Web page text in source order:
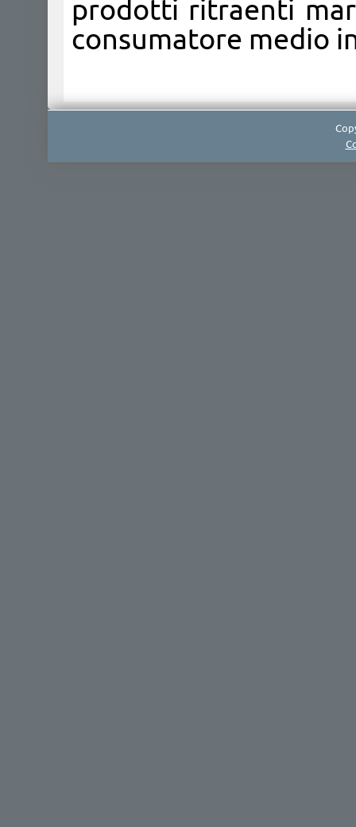
prodotti ritraenti
consumatore medio